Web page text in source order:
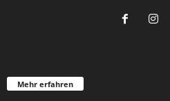
Mehr erfahren